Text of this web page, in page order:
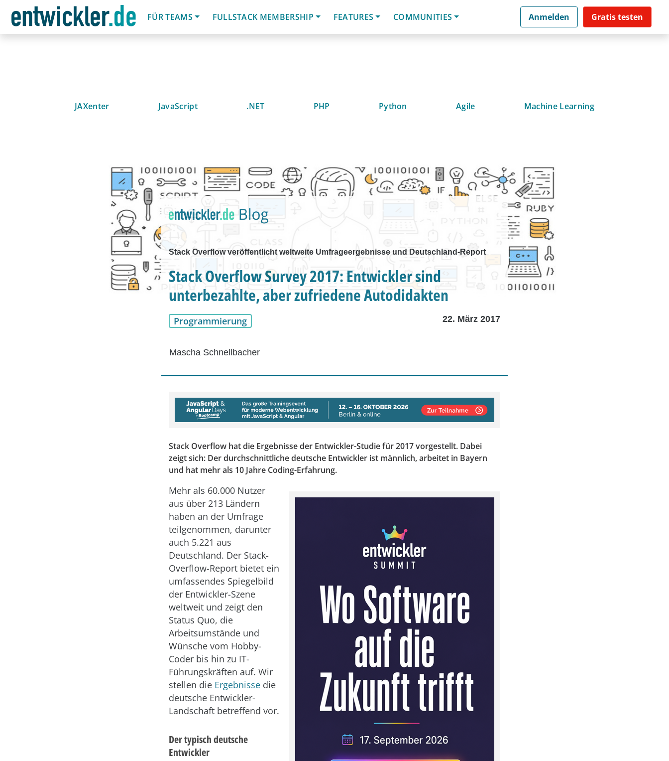
FÜR TEAMS
FULLSTACK MEMBERSHIP FEATURES COMMUNITIES Anmelden Gratis testen
JAXenter JavaScript .NET PHP Python Agile Machine Learning
Stack Overflow veröffentlicht weltweite Umfrageergebnisse und Deutschland-Report
Stack Overflow Survey 2017: Entwickler sind
unterbezahlte, aber zufriedene Autodidakten
Programmierung 22. März 2017
Mascha Schnellbacher
Stack Overflow hat die Ergebnisse der Entwickler-Studie für 2017 vorgestellt. Dabei
zeigt sich: Der durchschnittliche deutsche Entwickler ist männlich, arbeitet in Bayern
und hat mehr als 10 Jahre Coding-Erfahrung.
Mehr als 60.000 Nutzer
aus über 213 Ländern
haben an der Umfrage
teilgenommen, darunter
auch 5.221 aus
Deutschland. Der Stack-
Overflow-Report bietet ein
umfassendes Spiegelbild
der Entwickler-Szene
weltweit und zeigt den
Status Quo, die
Arbeitsumstände und
Wünsche vom Hobby-
Coder bis hin zu IT-
Führungskräften auf. Wir
stellen die Ergebnisse die
deutsche Entwickler-
Landschaft betreffend vor.
Der typisch deutsche
Entwickler